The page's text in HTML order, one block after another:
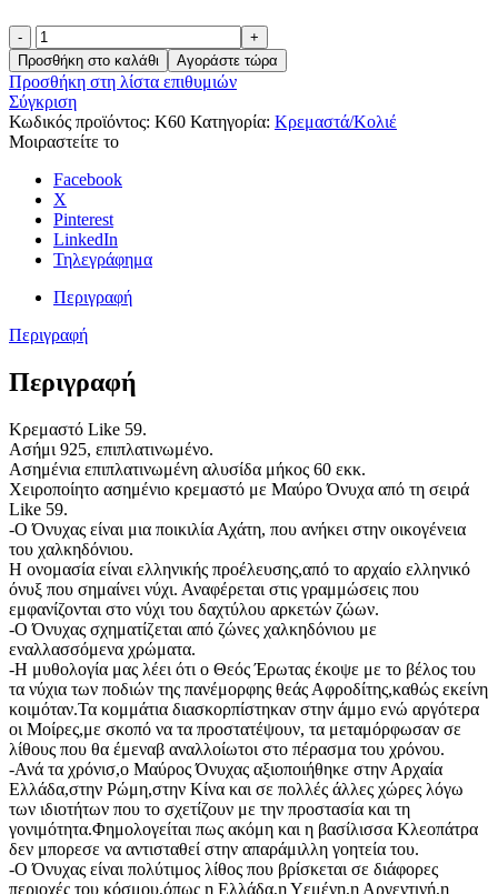
Like
59
ποσότητα
Προσθήκη στο καλάθι Αγοράστε τώρα
Προσθήκη στη λίστα επιθυμιών
Σύγκριση
Κωδικός προϊόντος: K60 Κατηγορία: Κρεμαστά/Κολιέ
Μοιραστείτε το
Facebook
X
Pinterest
LinkedIn
Τηλεγράφημα
Περιγραφή
Περιγραφή
Περιγραφή
Κρεμαστό Like 59.
Ασήμι 925, επιπλατινωμένο.
Ασημένια επιπλατινωμένη αλυσίδα μήκος 60 εκκ.
Χειροποίητο ασημένιο κρεμαστό με Μαύρο Όνυχα από τη σειρά
Like 59.
-Ο Όνυχας είναι μια ποικιλία Αχάτη, που ανήκει στην οικογένεια
του χαλκηδόνιου.
Η ονομασία είναι ελληνικής προέλευσης,από το αρχαίο ελληνικό
όνυξ που σημαίνει νύχι. Αναφέρεται στις γραμμώσεις που
εμφανίζονται στο νύχι του δαχτύλου αρκετών ζώων.
-Ο Όνυχας σχηματίζεται από ζώνες χαλκηδόνιου με
εναλλασσόμενα χρώματα.
-Η μυθολογία μας λέει ότι ο Θεός Έρωτας έκοψε με το βέλος του
τα νύχια των ποδιών της πανέμορφης θεάς Αφροδίτης,καθώς εκείνη
κοιμόταν.Τα κομμάτια διασκορπίστηκαν στην άμμο ενώ αργότερα
οι Μοίρες,με σκοπό να τα προστατέψουν, τα μεταμόρφωσαν σε
λίθους που θα έμεναβ αναλλοίωτοι στο πέρασμα του χρόνου.
-Ανά τα χρόνισ,ο Μαύρος Όνυχας αξιοποιήθηκε στην Αρχαία
Ελλάδα,στην Ρώμη,στην Κίνα και σε πολλές άλλες χώρες λόγω
των ιδιοτήτων που το σχετίζουν με την προστασία και τη
γονιμότητα.Φημολογείται πως ακόμη και η βασίλισσα Κλεοπάτρα
δεν μπορεσε να αντισταθεί στην απαράμιλλη γοητεία του.
-Ο Όνυχας είναι πολύτιμος λίθος που βρίσκεται σε διάφορες
περιοχές του κόσμου,όπως η Ελλάδα,η Υεμένη,η Αργεντινή,η